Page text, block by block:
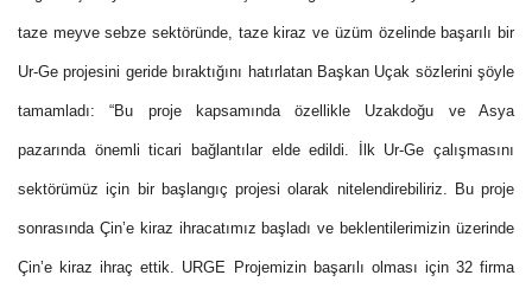
taze meyve sebze sektöründe, taze kiraz ve üzüm özelinde başarılı bir
Ur-Ge projesini geride bıraktığını hatırlatan Başkan Uçak sözlerini şöyle
tamamladı: “Bu proje kapsamında özellikle Uzakdoğu ve Asya
pazarında önemli ticari bağlantılar elde edildi. İlk Ur-Ge çalışmasını
sektörümüz için bir başlangıç projesi olarak nitelendirebiliriz. Bu proje
sonrasında Çin’e kiraz ihracatımız başladı ve beklentilerimizin üzerinde
Çin’e kiraz ihraç ettik. URGE Projemizin başarılı olması için 32 firma